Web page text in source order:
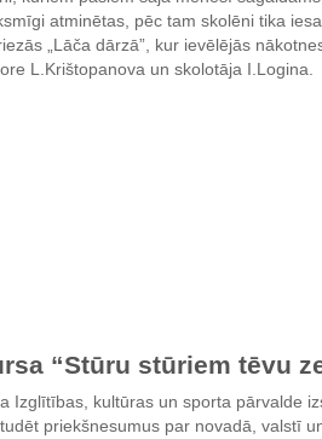
atminētas, pēc tam skolēni tika
„Lāča dārzā”, kur ievēlējās
L.Krištopanova un skolotāja I.Logina.
“Stūru stūriem tēvu
Izglītības, kultūras un sporta pārvalde
priekšnesumus par novadā, valstī